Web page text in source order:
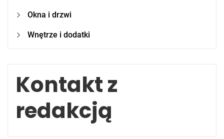
Okna i drzwi
Wnętrze i dodatki
Kontakt z
redakcją